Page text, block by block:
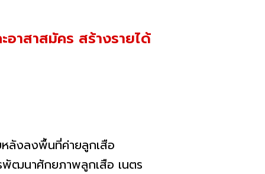
าสาสมัคร สร้างรายได้
งลงพื้นที่ค่ายลูกเสือ
พัฒนาศักยภาพลูกเสือ เนตร